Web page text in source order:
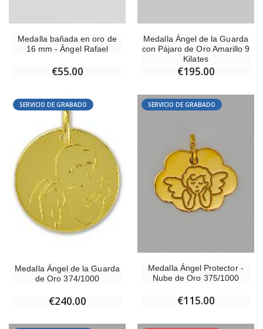
Medalla bañada en oro de
16 mm - Ángel Rafael
€55.00
Medalla Ángel de la Guarda
con Pájaro de Oro Amarillo 9
Kilates
€195.00
SERVICIO DE GRABADO
Medalla Ángel de la Guarda
de Oro 374/1000
€240.00
SERVICIO DE GRABADO
Medalla Ángel Protector -
Nube de Oro 375/1000
€115.00